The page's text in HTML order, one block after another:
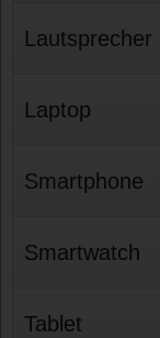
Lautsprecher
Laptop
Smartphone
Smartwatch
Tablet